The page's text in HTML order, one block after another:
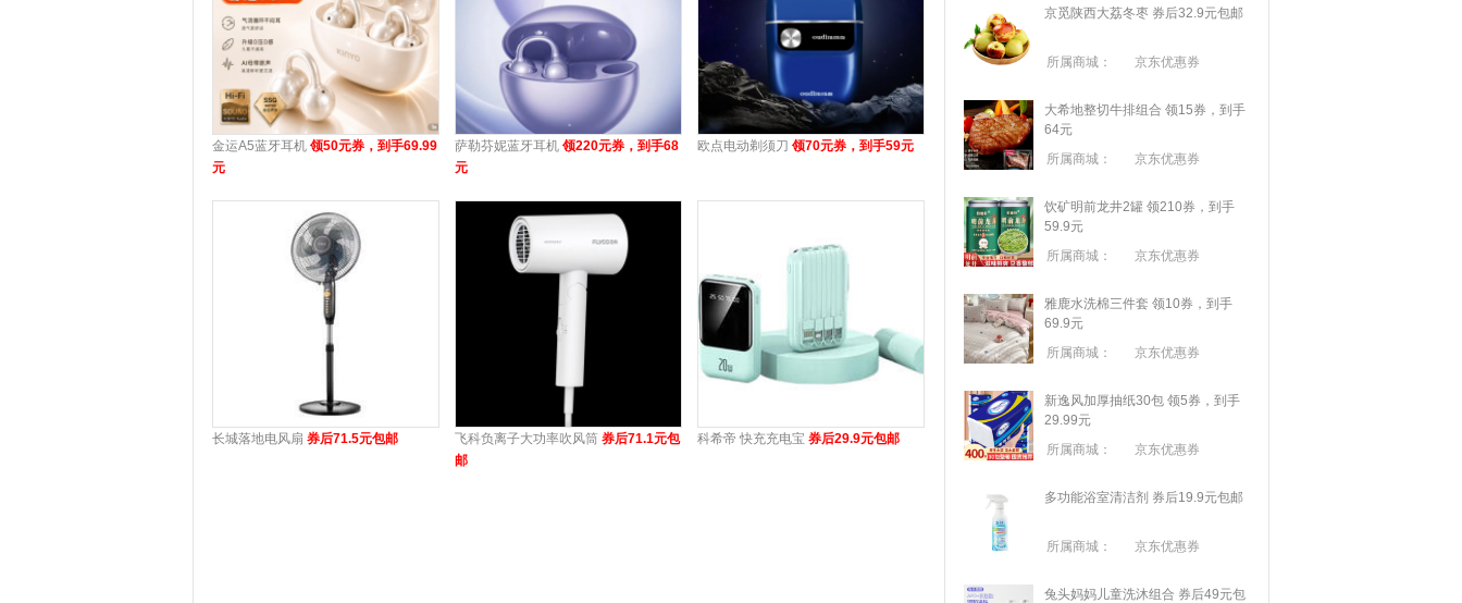
金运A5蓝牙耳机 领50元券，到手69.99
元
萨勒芬妮蓝牙耳机 领220元券，到手68
元
欧点电动剃须刀 领70元券，到手59元
长城落地电风扇 券后71.5元包邮 飞科负离子大功率吹风筒 券后71.1元包
邮
科希帝 快充充电宝 券后29.9元包邮
京觅陕西大荔冬枣 券后32.9元包邮
所属商城： 京东优惠券
大希地整切牛排组合 领15券，到手
64元
所属商城：
京东优惠券
饮矿明前龙井2罐 领210券，到手
59.9元
所属商城：
京东优惠券
雅鹿水洗棉三件套 领10券，到手
69.9元
所属商城：
京东优惠券
新逸风加厚抽纸30包 领5券，到手
29.99元
所属商城：
京东优惠券
多功能浴室清洁剂 券后19.9元包邮
所属商城： 京东优惠券
兔头妈妈儿童洗沐组合 券后49元包